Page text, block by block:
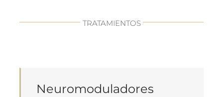
TRATAMIENTOS
Neuromoduladores